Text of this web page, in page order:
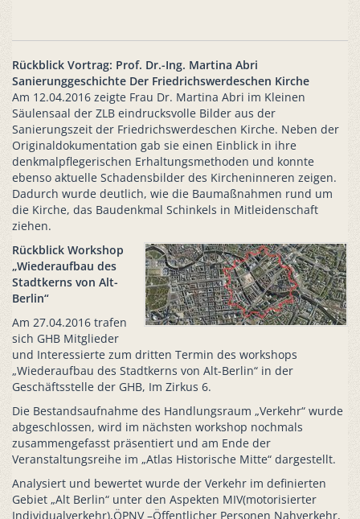
Rückblick Vortrag: Prof. Dr.-Ing. Martina Abri
Sanierunggeschichte Der Friedrichswerdeschen Kirche
Am 12.04.2016 zeigte Frau Dr. Martina Abri im Kleinen
Säulensaal der ZLB eindrucksvolle Bilder aus der
Sanierungszeit der Friedrichswerdeschen Kirche. Neben der
Originaldokumentation gab sie einen Einblick in ihre
denkmalpflegerischen Erhaltungsmethoden und konnte
ebenso aktuelle Schadensbilder des Kircheninneren zeigen.
Dadurch wurde deutlich, wie die Baumaßnahmen rund um
die Kirche, das Baudenkmal Schinkels in Mitleidenschaft
ziehen.
Rückblick Workshop
„Wiederaufbau des
Stadtkerns von Alt-
Berlin“
Am 27.04.2016 trafen
sich GHB Mitglieder
und Interessierte zum dritten Termin des workshops
„Wiederaufbau des Stadtkerns von Alt-Berlin“ in der
Geschäftsstelle der GHB, Im Zirkus 6.
Die Bestandsaufnahme des Handlungsraum „Verkehr“ wurde
abgeschlossen, wird im nächsten workshop nochmals
zusammengefasst präsentiert und am Ende der
Veranstaltungsreihe im „Atlas Historische Mitte“ dargestellt.
Analysiert und bewertet wurde der Verkehr im definierten
Gebiet „Alt Berlin“ unter den Aspekten MIV(motorisierter
Individualverkehr),ÖPNV –Öffentlicher Personen Nahverkehr,